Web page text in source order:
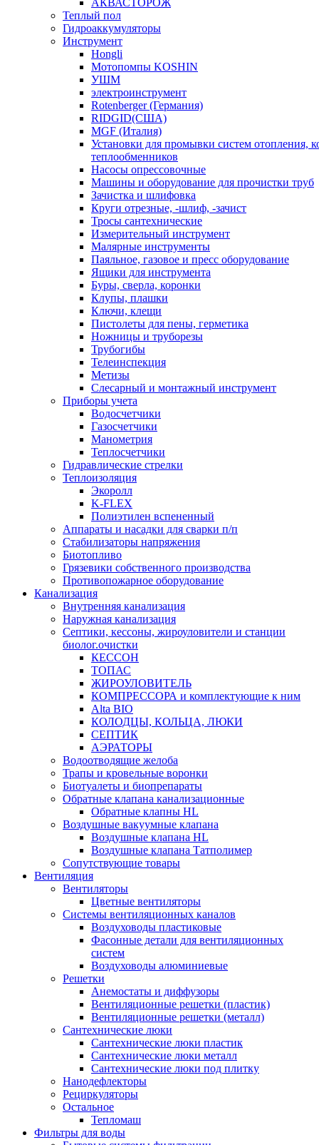
АКВАСТОРОЖ
Теплый пол
Гидроаккумуляторы
Инструмент
Hongli
Мотопомпы KOSHIN
УШМ
электроинструмент
Rotenberger (Германия)
RIDGID(США)
MGF (Италия)
Установки для промывки систем отопления,
теплообменников
Насосы опрессовочные
Машины и оборудование для прочистки труб
Зачистка и шлифовка
Круги отрезные, -шлиф, -зачист
Тросы сантехнические
Измерительный инструмент
Малярные инструменты
Паяльное, газовое и пресс оборудование
Ящики для инструмента
Буры, сверла, коронки
Клупы, плашки
Ключи, клещи
Пистолеты для пены, герметика
Ножницы и труборезы
Трубогибы
Телеинспекция
Метизы
Слесарный и монтажный инструмент
Приборы учета
Водосчетчики
Газосчетчики
Манометрия
Теплосчетчики
Гидравлические стрелки
Теплоизоляция
Экоролл
K-FLEX
Полиэтилен вспененный
Аппараты и насадки для сварки п/п
Стабилизаторы напряжения
Биотопливо
Грязевики собственного производства
Противопожарное оборудование
Канализация
Внутренняя канализация
Наружная канализация
Септики, кессоны, жироуловители и станции
биолог.очистки
КЕССОН
ТОПАС
ЖИРОУЛОВИТЕЛЬ
КОМПРЕССОРА и комплектующие к ним
Alta BIO
КОЛОДЦЫ, КОЛЬЦА, ЛЮКИ
СЕПТИК
АЭРАТОРЫ
Водоотводящие желоба
Трапы и кровельные воронки
Биотуалеты и биопрепараты
Обратные клапана канализационные
Обратные клапны HL
Воздушные вакуумные клапана
Воздушные клапана HL
Воздушные клапана Татполимер
Сопутствующие товары
Вентиляция
Вентиляторы
Цветные вентиляторы
Системы вентиляционных каналов
Воздуховоды пластиковые
Фасонные детали для вентиляционных
систем
Воздуховоды алюминиевые
Решетки
Анемостаты и диффузоры
Вентиляционные решетки (пластик)
Вентиляционные решетки (металл)
Сантехнические люки
Сантехнические люки пластик
Сантехнические люки металл
Сантехнические люки под плитку
Нанодефлекторы
Рециркуляторы
Остальное
Тепломаш
Фильтры для воды